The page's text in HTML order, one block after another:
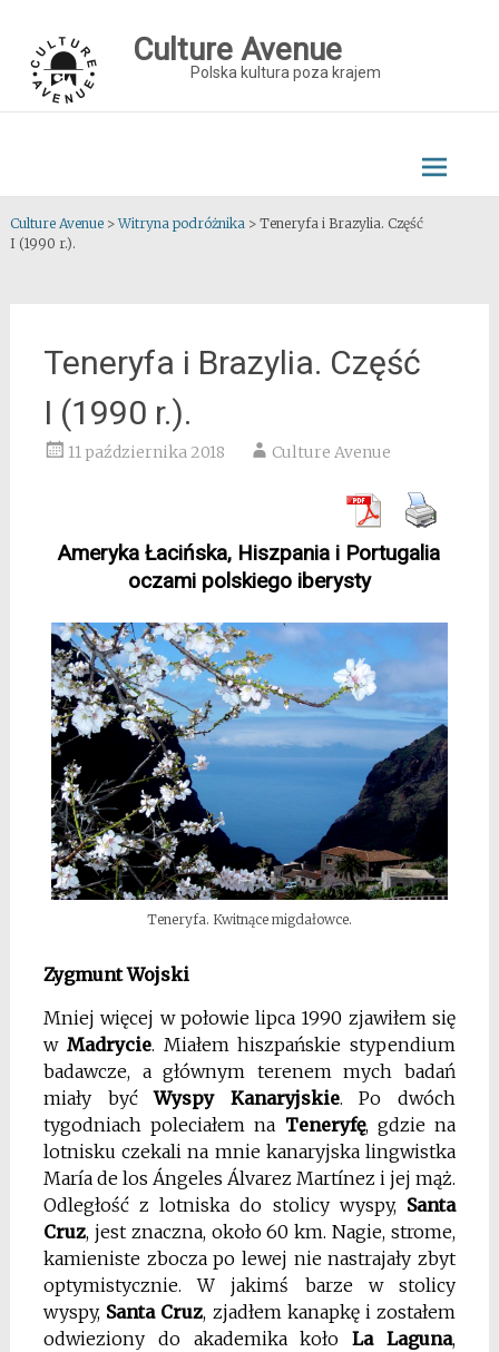
content
Culture Avenue
Polska kultura poza krajem
Culture Avenue>Witryna podróżnika> Teneryfa i Brazylia. Część
I (1990 r.).
Teneryfa i Brazylia. Część
I (1990 r.).
11 października 2018 Culture Avenue
Ameryka Łacińska, Hiszpania i Portugalia
oczami polskiego iberysty
Teneryfa. Kwitnące migdałowce.
Zygmunt Wojski
Mniej więcej w połowie lipca 1990 zjawiłem się
w Madrycie. Miałem hiszpańskie stypendium
badawcze, a głównym terenem mych badań
miały byćWyspy Kanaryjskie. Po dwóch
tygodniach poleciałem na Teneryfę, gdzie na
lotnisku czekali na mnie kanaryjska lingwistka
María de los Ángeles Álvarez Martínez i jej mąż.
Odległość z lotniska do stolicy wyspy, Santa
Cruz, jest znaczna, około 60 km. Nagie, strome,
kamieniste zbocza po lewej nie nastrajały zbyt
optymistycznie. W jakimś barze w stolicy
wyspy, Santa Cruz, zjadłem kanapkę i zostałem
odwieziony do akademika kołoLa Laguna,